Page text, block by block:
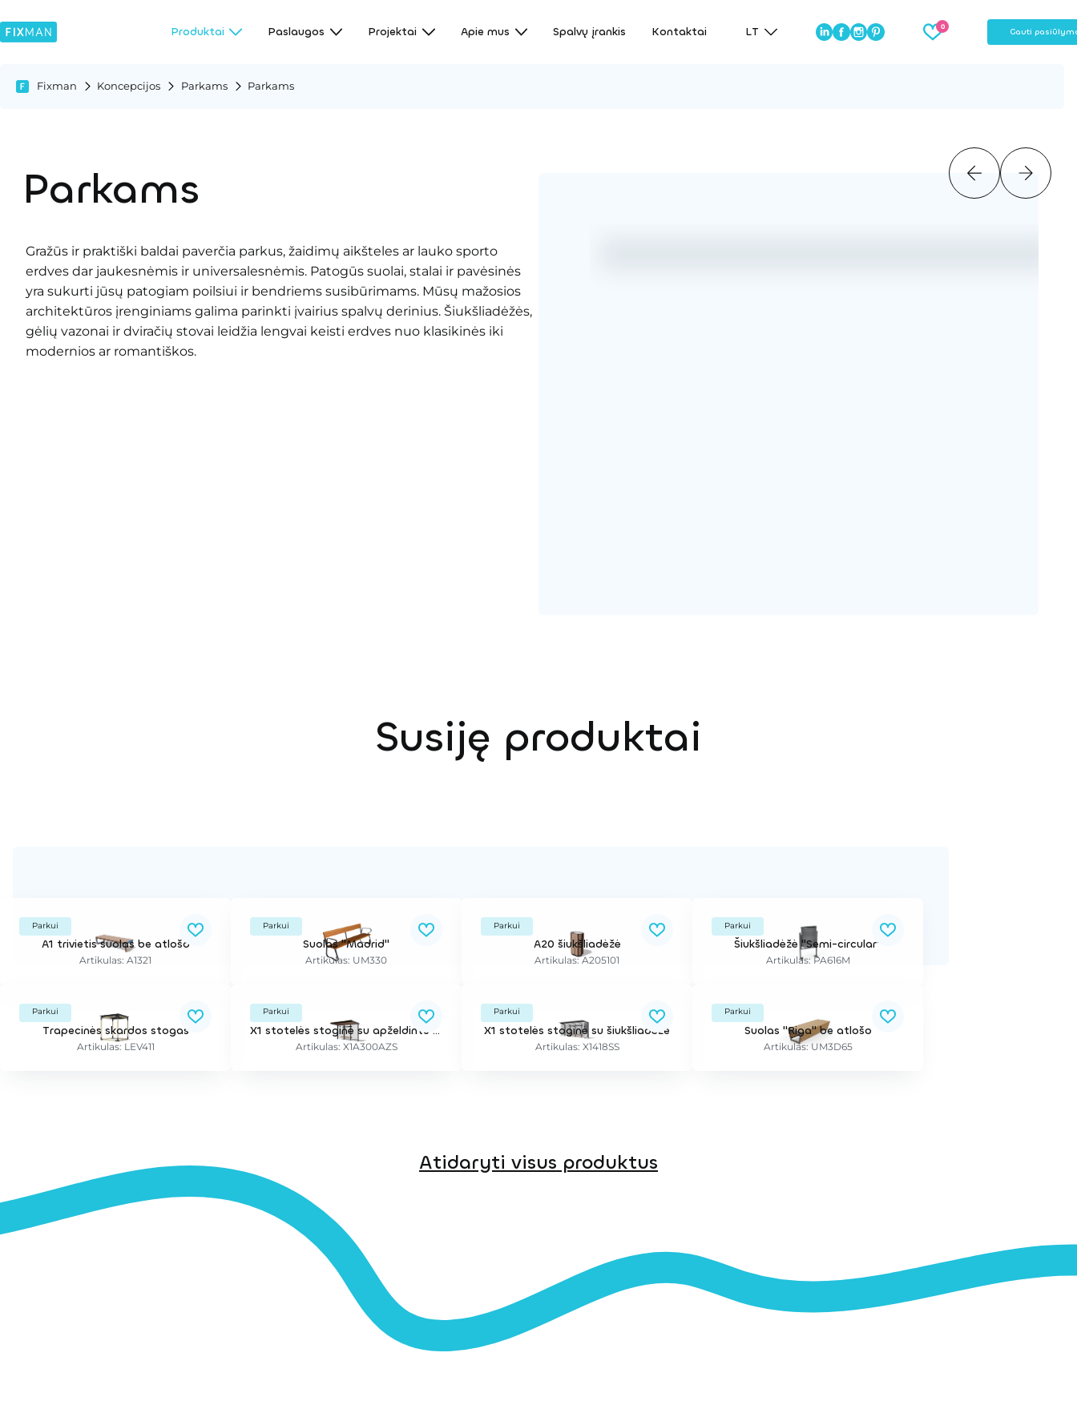
Produktai Paslaugos Projektai Apie mus Spalvų įrankis Kontaktai LT Gauti
Fixman Koncepcijos Parkams Parkams
Parkams
Gražūs ir praktiški baldai paverčia parkus, žaidimų aikšteles ar lauko sporto
erdves dar jaukesnėmis ir universalesnėmis. Patogūs suolai, stalai ir pavėsinės
yra sukurti jūsų patogiam poilsiui ir bendriems susibūrimams. Mūsų mažosios
architektūros įrenginiams galima parinkti įvairius spalvų derinius. Šiukšliadėžės,
gėlių vazonai ir dviračių stovai leidžia lengvai keisti erdves nuo klasikinės iki
modernios ar romantiškos.
Susiję produktai
Parkui
A1 trivietis suolas be atlošo
Artikulas: A1321
Parkui
Suolas "Madrid"
Artikulas: UM330
Parkui
A20 šiukšliadėžė
Artikulas: A205101
Parkui
Šiukšliadėžė "Semi-circular"
Artikulas: PA616M
Parkui
Trapecinės skardos stogas
Artikulas: LEV411
Parkui
X1 stotelės stoginė su apželdintu stogu
Artikulas: X1A300AZS
Parkui
X1 stotelės stoginė su šiukšliadėže
Artikulas: X1418SS
Parkui
Suolas "Riga" be atlošo
Artikulas: UM3D65
Atidaryti visus produktus